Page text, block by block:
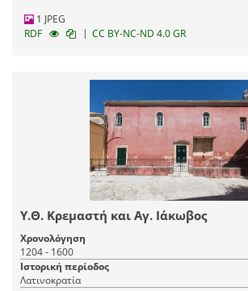
1 JPEG
RDF
| CC BY-NC-ND 4.0 GR
Υ.Θ. Κρεμαστή και Αγ. Ιάκωβος
Χρονολόγηση
1204 - 1600
Ιστορική περίοδος
Λατινοκρατία